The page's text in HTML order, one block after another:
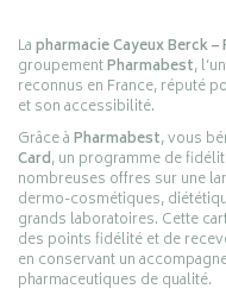
Lapharmacie Cayeux Berck
groupementPharmabest,
reconnus en France, réputé
et son accessibilité.
Grâce àPharmabest, vous
Card, un programme de
nombreuses offres sur une
dermo-cosmétiques,
grands laboratoires. Cette
des points fidélité et de
en conservant un
pharmaceutiques de qualité.